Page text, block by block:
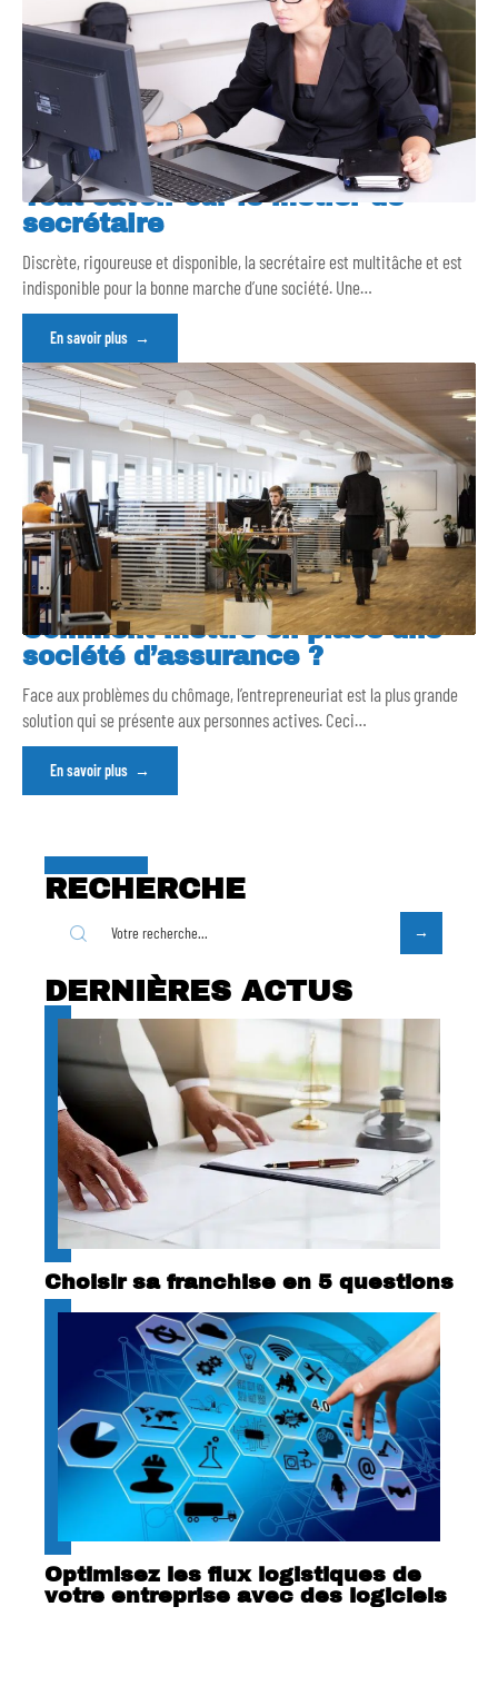
Tout savoir sur le métier de
secrétaire
Discrète, rigoureuse et disponible, la secrétaire est multitâche et est
indisponible pour la bonne marche d’une société. Une…
En savoir plus
Comment mettre en place une
société d’assurance ?
Face aux problèmes du chômage, l’entrepreneuriat est la plus grande
solution qui se présente aux personnes actives. Ceci…
En savoir plus
RECHERCHE
DERNIÈRES ACTUS
Choisir sa franchise en 5 questions
Optimisez les flux logistiques de
votre entreprise avec des logiciels